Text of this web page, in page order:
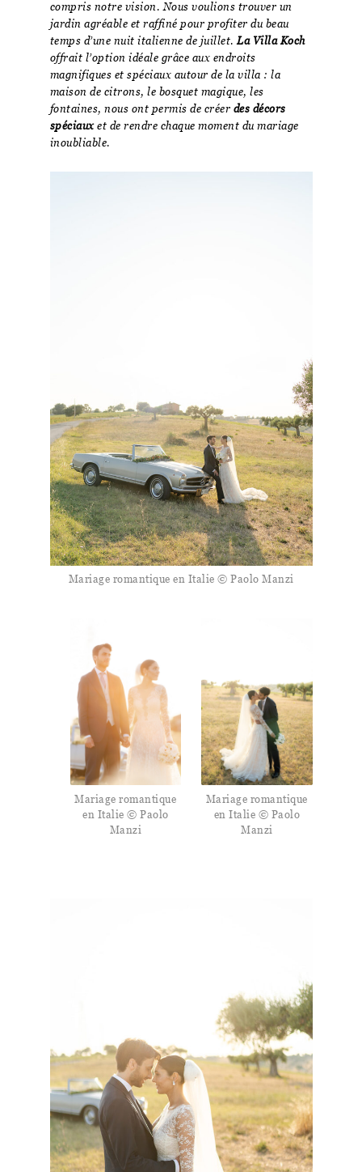
compris notre vision. Nous voulions trouver un
jardin agréable et raffiné pour profiter du beau
temps d’une nuit italienne de juillet. La Villa Koch
offrait l’option idéale grâce aux endroits
magnifiques et spéciaux autour de la villa : la
maison de citrons, le bosquet magique, les
fontaines, nous ont permis de créer des décors
spéciauxet de rendre chaque moment du mariage
inoubliable.
Mariage romantique en Italie © Paolo Manzi
Mariage romantique
en Italie © Paolo
Manzi
Mariage romantique
en Italie © Paolo
Manzi